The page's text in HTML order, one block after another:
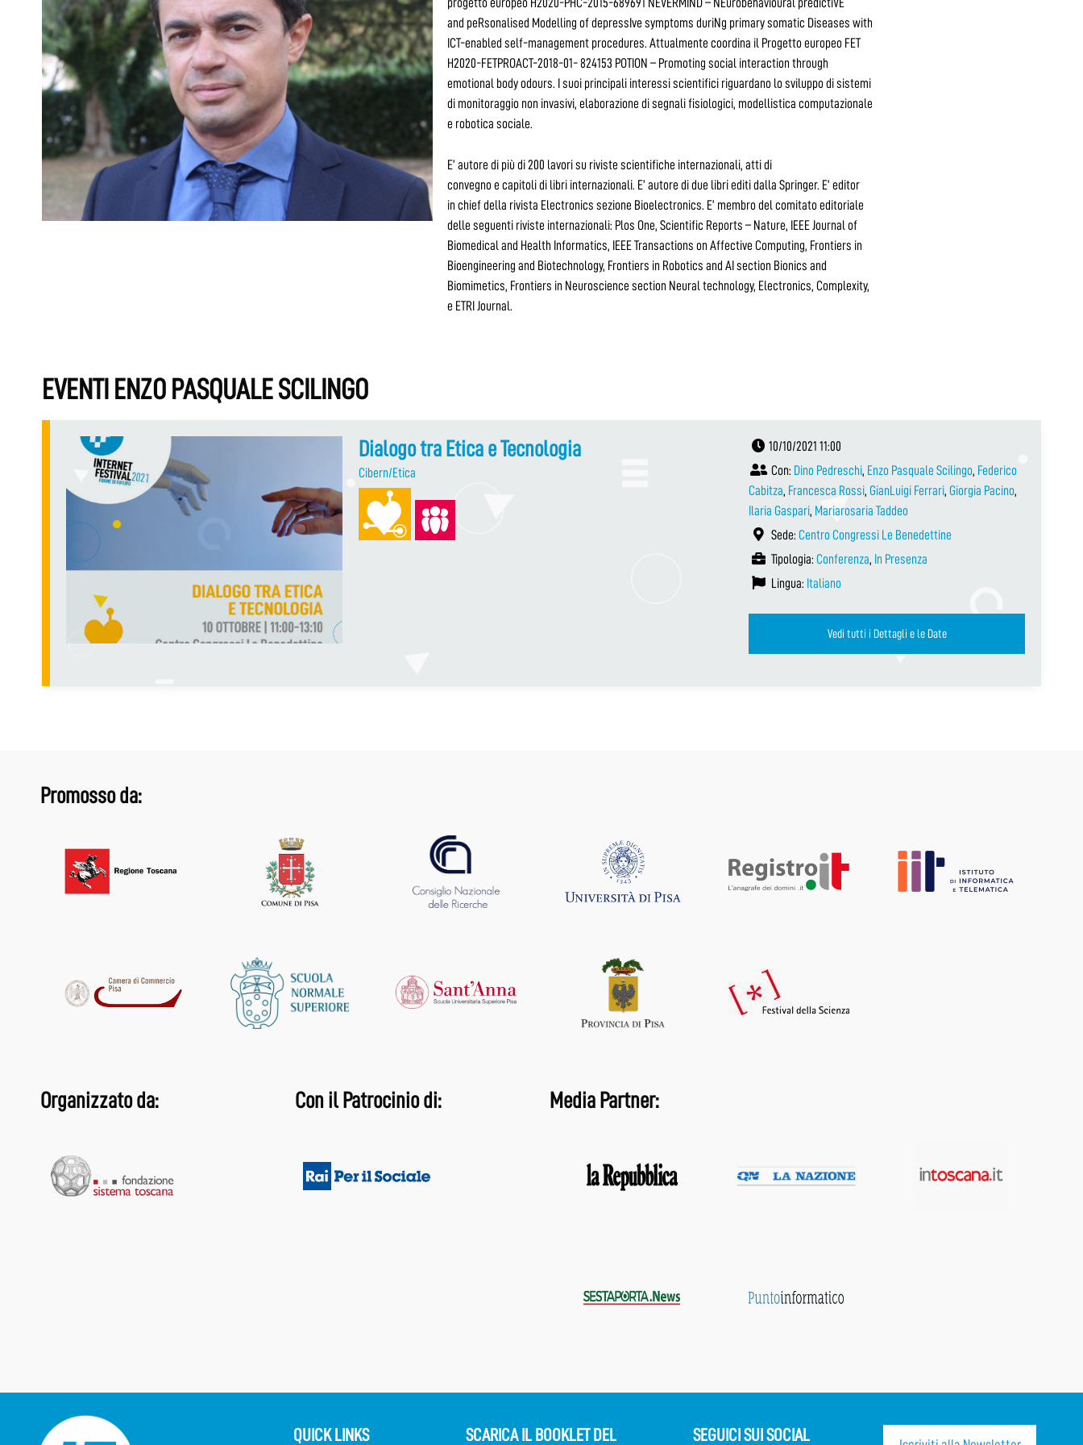
progetto europeo H2020-PHC-2015-689691 NEVERMIND – NEurobehavioural predictiVE
and peRsonalised Modelling of depressIve symptoms duriNg primary somatic Diseases with
ICT-enabled self-management procedures. Attualmente coordina il Progetto europeo FET
H2020-FETPROACT-2018-01- 824153 POTION – Promoting social interaction through
emotional body odours. I suoi principali interessi scientifici riguardano lo sviluppo di sistemi
di monitoraggio non invasivi, elaborazione di segnali fisiologici, modellistica computazionale
e robotica sociale.
E’ autore di più di 200 lavori su riviste scientifiche internazionali, atti di
convegno e capitoli di libri internazionali. E’ autore di due libri editi dalla Springer. E’ editor
in chief della rivista Electronics sezione Bioelectronics. E’ membro del comitato editoriale
delle seguenti riviste internazionali: Plos One, Scientific Reports – Nature, IEEE Journal of
Biomedical and Health Informatics, IEEE Transactions on Affective Computing, Frontiers in
Bioengineering and Biotechnology, Frontiers in Robotics and AI section Bionics and
Biomimetics, Frontiers in Neuroscience section Neural technology, Electronics, Complexity,
e ETRI Journal.
EVENTI ENZO PASQUALE SCILINGO
Dialogo tra Etica e Tecnologia
Cibern/Etica
10/10/2021 11:00
Con: Dino Pedreschi, Enzo Pasquale Scilingo, Federico
Cabitza, Francesca Rossi, GianLuigi Ferrari, Giorgia Pacino,
Ilaria Gaspari, Mariarosaria Taddeo
Sede: Centro Congressi Le Benedettine
Tipologia: Conferenza, In Presenza
Lingua: Italiano
Vedi tutti i Dettagli e le Date
Promosso da:
Organizzato da: Con il Patrocinio di: Media Partner:
QUICK LINKS SCARICA IL BOOKLET DEL SEGUICI SUI SOCIAL